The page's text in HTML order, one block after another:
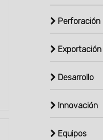
Perforación
Exportación
Desarrollo
Innovación
Equipos